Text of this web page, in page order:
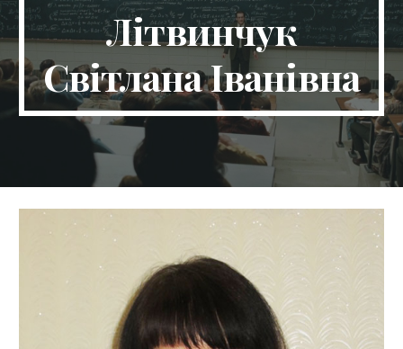
Літвинчук
Світлана Іванівна